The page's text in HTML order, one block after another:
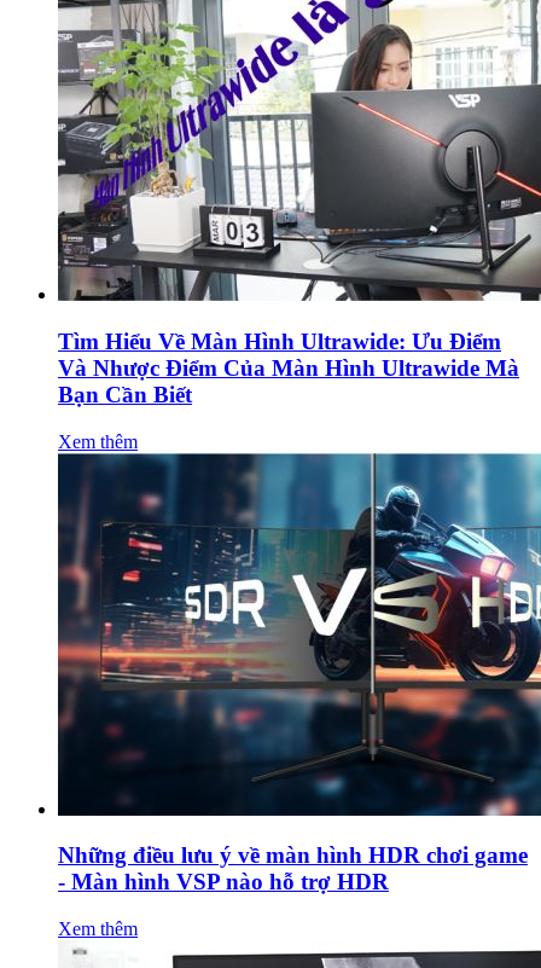
Tìm Hiểu Về Màn Hình Ultrawide: Ưu Điểm
Và Nhược Điểm Của Màn Hình Ultrawide Mà
Bạn Cần Biết
Xem thêm
Những điều lưu ý về màn hình HDR chơi game
- Màn hình VSP nào hỗ trợ HDR
Xem thêm